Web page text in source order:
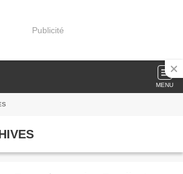
Publicité
MENU